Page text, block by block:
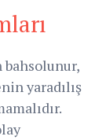
bahsolunur,
yaradılış